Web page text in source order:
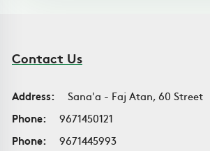
Contact Us
Address:
Sana'a - Faj Atan, 60 Street
Phone:
9671450121
Phone:
9671445993